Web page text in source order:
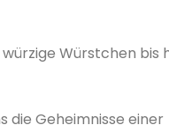
Würstchen bis
die Geheimnisse einer